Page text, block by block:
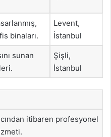
binaları.
Levent,
İstanbul
sunan
Şişli,
İstanbul
itibaren profesyonel